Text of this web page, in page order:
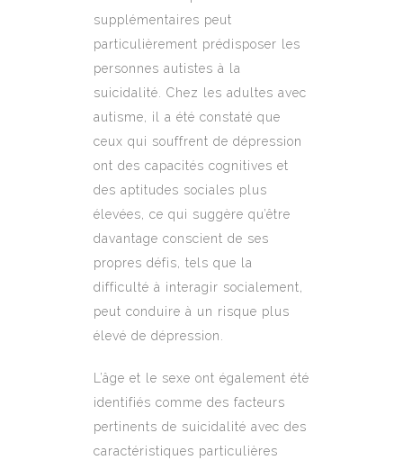
supplémentaires peut
particulièrement prédisposer les
personnes autistes à la
suicidalité. Chez les adultes avec
autisme, il a été constaté que
ceux qui souffrent de dépression
ont des capacités cognitives et
des aptitudes sociales plus
élevées, ce qui suggère qu’être
davantage conscient de ses
propres défis, tels que la
difficulté à interagir socialement,
peut conduire à un risque plus
élevé de dépression.
L’âge et le sexe ont également été
identifiés comme des facteurs
pertinents de suicidalité avec des
caractéristiques particulières